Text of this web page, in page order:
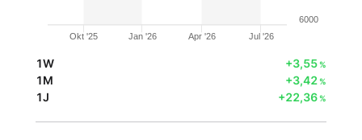
Okt '25 Jan '26 Apr '26 Jul '26
6000
1W +3,55%
1M +3,42%
1J +22,36%